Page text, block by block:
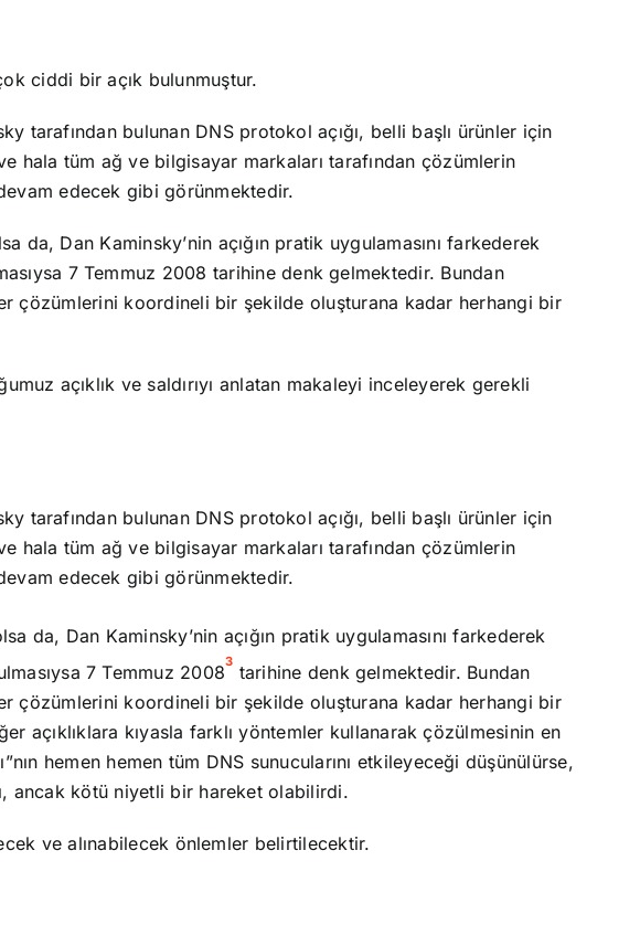
ciddi bir açık bulunmuştur.
tarafından bulunan DNS protokol açığı, belli başlı ürünler için
hala tüm ağ ve bilgisayar markaları tarafından çözümlerin
edecek gibi görünmektedir.
da, Dan Kaminsky’nin açığın pratik uygulamasını farkederek
7 Temmuz 2008 tarihine denk gelmektedir. Bundan
çözümlerini koordineli bir şekilde oluşturana kadar herhangi bir
açıklık ve saldırıyı anlatan makaleyi inceleyerek gerekli
tarafından bulunan DNS protokol açığı, belli başlı ürünler için
hala tüm ağ ve bilgisayar markaları tarafından çözümlerin
edecek gibi görünmektedir.
da, Dan Kaminsky’nin açığın pratik uygulamasını farkederek
7 Temmuz 20083 tarihine denk gelmektedir. Bundan
çözümlerini koordineli bir şekilde oluşturana kadar herhangi bir
açıklıklara kıyasla farklı yöntemler kullanarak çözülmesinin en
hemen hemen tüm DNS sunucularını etkileyeceği düşünülürse,
ancak kötü niyetli bir hareket olabilirdi.
ve alınabilecek önlemler belirtilecektir.